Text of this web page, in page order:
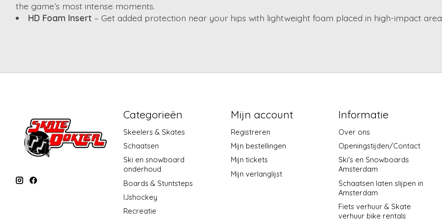
the game’s most intense moments.
HD Foam Insert – Get added protection near your hips with lightweight foam placed in high-impact
Categorieën
Skeelers & Skates
Schaatsen
Ski en snowboard
onderhoud
Boards & Stuntsteps
IJshockey
Recreatie
Mijn account
Registreren
Mijn bestellingen
Mijn tickets
Mijn verlanglijst
Informatie
Over ons
Openingstijden/Contact
Ski's en Snowboards
Amsterdam
Schaatsen laten slijpen in
Amsterdam
Fiets verhuur & Skate
verhuur bike rentals